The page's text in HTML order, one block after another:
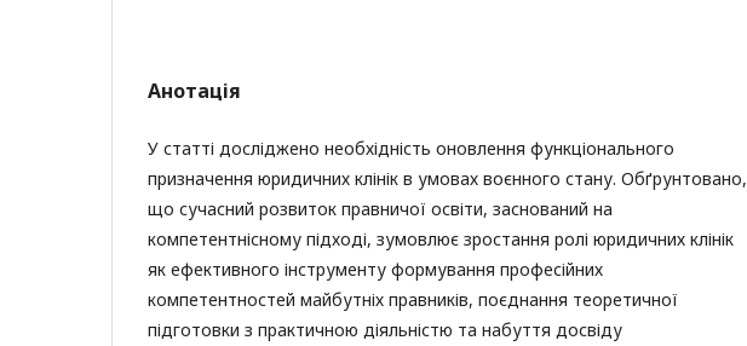
Анотація
У статті досліджено необхідність оновлення функціонального
призначення юридичних клінік в умовах воєнного стану. Обґрунтовано,
що сучасний розвиток правничої освіти, заснований на
компетентнісному підході, зумовлює зростання ролі юридичних клінік
як ефективного інструменту формування професійних
компетентностей майбутніх правників, поєднання теоретичної
підготовки з практичною діяльністю та набуття досвіду